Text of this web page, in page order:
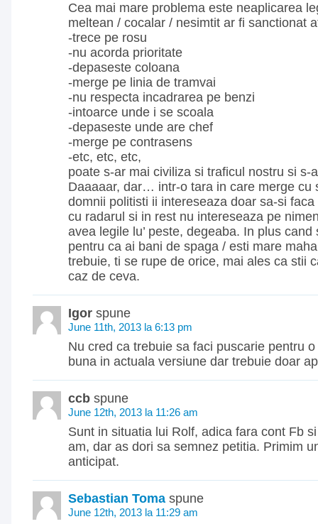
Cea mai mare problema este neaplicarea
meltean / cocalar / nesimtit ar fi sanctionat
-trece pe rosu
-nu acorda prioritate
-depaseste coloana
-merge pe linia de tramvai
-nu respecta incadrarea pe benzi
-intoarce unde i se scoala
-depaseste unde are chef
-merge pe contrasens
-etc, etc, etc,
poate s-ar mai civiliza si traficul nostru si s-
Daaaaar, dar… intr-o tara in care merge cu
domnii politisti ii intereseaza doar sa-si
cu radarul si in rest nu intereseaza pe
avea legile lu’ peste, degeaba. In plus
pentru ca ai bani de spaga / esti mare
trebuie, ti se rupe de orice, mai ales ca stii
caz de ceva.
Igor spune
June 11th, 2013 la 6:13 pm
Nu cred ca trebuie sa faci puscarie pentru
buna in actuala versiune dar trebuie doar
ccb spune
June 12th, 2013 la 11:26 am
Sunt in situatia lui Rolf, adica fara cont Fb
am, dar as dori sa semnez petitia. Primim
anticipat.
Sebastian Toma spune
June 12th, 2013 la 11:29 am